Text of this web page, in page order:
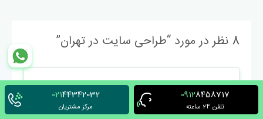
8 نظر در مورد “ طراحی سایت در تهران”
عرفان باقری
11 آبان 1400 در 15:40
09128458717
تلفن 24 ساعته
02144342032
مرکز مشتریان